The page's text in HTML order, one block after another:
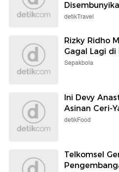
detikTravel
Rizky Ridho
Gagal Lagi di
Sepakbola
Ini Devy
Asinan Ceri-
detikFood
Telkomsel